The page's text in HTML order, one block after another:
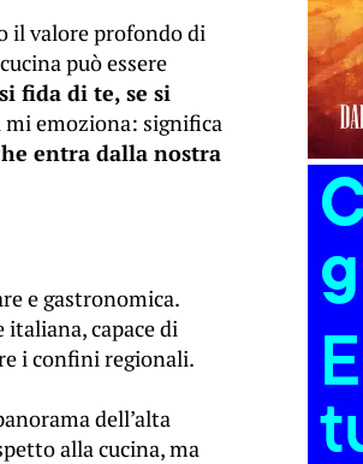
il valore profondo di
può essere
fida di te, se si
mi emoziona: significa
entra dalla nostra
e gastronomica.
italiana, capace di
i confini regionali.
dell’alta
alla cucina, ma